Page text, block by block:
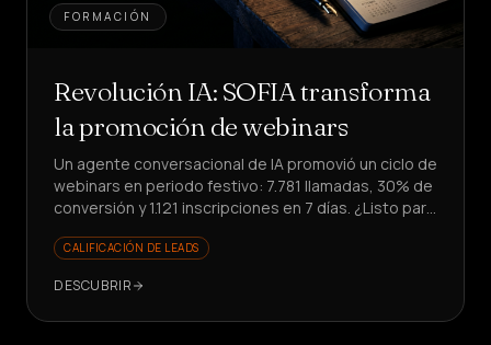
FORMACIÓN
Revolución IA: SOFIA transforma
la promoción de webinars
Un agente conversacional de IA promovió un ciclo de
webinars en periodo festivo: 7.781 llamadas, 30% de
conversión y 1.121 inscripciones en 7 días. ¿Listo para
CALIFICACIÓN DE LEADS
DESCUBRIR